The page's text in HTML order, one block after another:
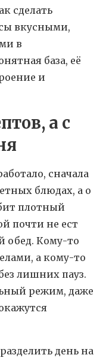
сделать
вкусными,
в
база, её
и
а с
сначала
блюдах, а о
плотный
почти не ест
обед. Кому-то
а кому-то
лишних пауз.
режим, даже
день на